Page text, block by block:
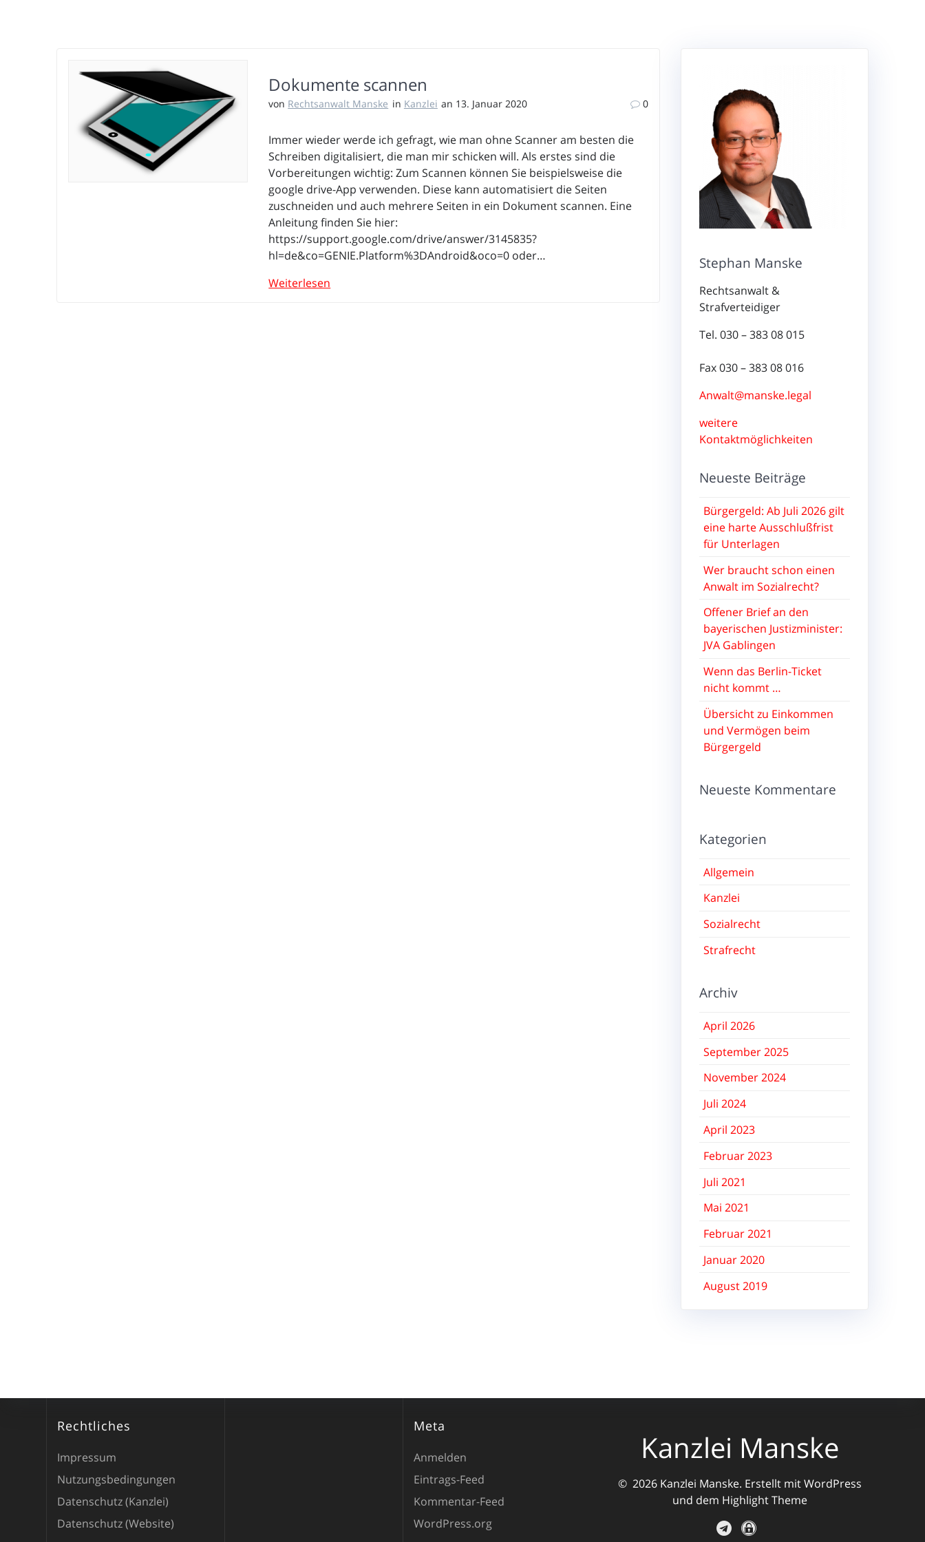
Dokumente scannen
von Rechtsanwalt Manske in Kanzlei an 13. Januar 2020 0
Immer wieder werde ich gefragt, wie man ohne Scanner am besten die
Schreiben digitalisiert, die man mir schicken will. Als erstes sind die
Vorbereitungen wichtig: Zum Scannen können Sie beispielsweise die
google drive-App verwenden. Diese kann automatisiert die Seiten
zuschneiden und auch mehrere Seiten in ein Dokument scannen. Eine
Anleitung finden Sie hier:
https://support.google.com/drive/answer/3145835?
hl=de&co=GENIE.Platform%3DAndroid&oco=0 oder…
Weiterlesen
Stephan Manske
Rechtsanwalt &
Strafverteidiger
Tel. 030 – 383 08 015
Fax 030 – 383 08 016
Anwalt@manske.legal
weitere
Kontaktmöglichkeiten
Neueste Beiträge
Bürgergeld: Ab Juli 2026 gilt
eine harte Ausschlußfrist
für Unterlagen
Wer braucht schon einen
Anwalt im Sozialrecht?
Offener Brief an den
bayerischen Justizminister:
JVA Gablingen
Wenn das Berlin-Ticket
nicht kommt …
Übersicht zu Einkommen
und Vermögen beim
Bürgergeld
Neueste Kommentare
Kategorien
Allgemein
Kanzlei
Sozialrecht
Strafrecht
Archiv
April 2026
September 2025
November 2024
Juli 2024
April 2023
Februar 2023
Juli 2021
Mai 2021
Februar 2021
Januar 2020
August 2019
Rechtliches
Impressum
Nutzungsbedingungen
Datenschutz (Kanzlei)
Datenschutz (Website)
Meta
Anmelden
Eintrags-Feed
Kommentar-Feed
WordPress.org
Kanzlei Manske
© 2026 Kanzlei Manske. Erstellt mit WordPress
und dem Highlight Theme